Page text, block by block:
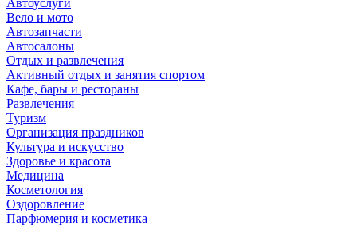
Вело и мото
Автозапчасти
Автосалоны
Отдых и развлечения
Активный отдых и занятия спортом
Кафе, бары и рестораны
Развлечения
Туризм
Организация праздников
Культура и искусство
Здоровье и красота
Медицина
Косметология
Оздоровление
Парфюмерия и косметика